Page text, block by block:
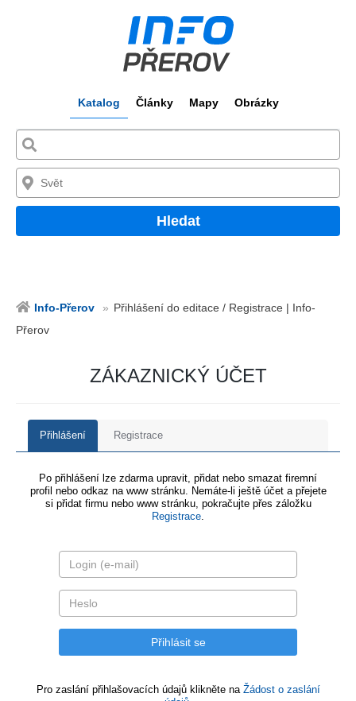
Katalog Články Mapy Obrázky
Hledat
Info-Přerov
Přihlášení do editace / Registrace | Info-
Přerov
ZÁKAZNICKÝ ÚČET
Přihlášení Registrace
Po přihlášení lze zdarma upravit, přidat nebo smazat firemní
profil nebo odkaz na www stránku. Nemáte-li ještě účet a přejete
si přidat firmu nebo www stránku, pokračujte přes záložku
Registrace.
Pro zaslání přihlašovacích údajů klikněte na Žádost o zaslání